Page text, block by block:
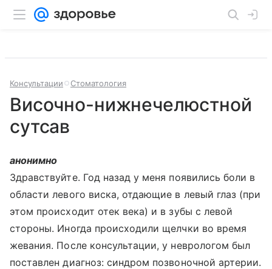
Консультации Стоматология
Височно-нижнечелюстной
сутсав
анонимно
Здравствуйте. Год назад у меня появились боли в
области левого виска, отдающие в левый глаз (при
этом происходит отек века) и в зубы с левой
стороны. Иногда происходили щелчки во время
жевания. После консультации, у неврологом был
поставлен диагноз: синдром позвоночной артерии.